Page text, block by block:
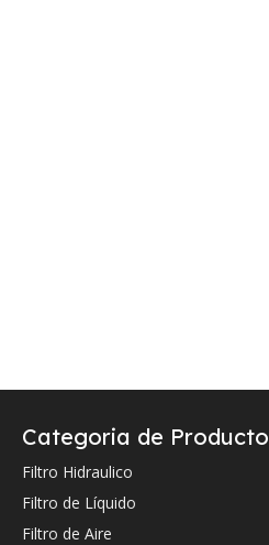
Categoria de Producto
Filtro Hidraulico
Filtro de Líquido
Filtro de Aire